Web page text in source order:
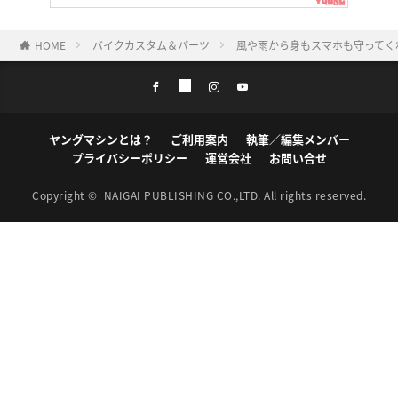
HOME バイクカスタム＆パーツ 風や雨から身もスマホも守って
ヤングマシンとは？ ご利用案内
執筆／編集メンバー
プライバシーポリシー
運営会社 お問い合せ
Copyright © NAIGAI PUBLISHING CO.,LTD. All rights reserved.